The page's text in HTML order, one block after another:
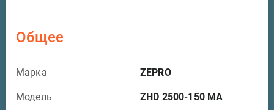
Общее
Марка ZEPRO
Модель ZHD 2500-150 MA